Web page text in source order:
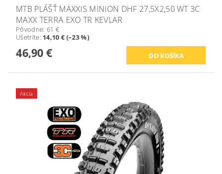
MTB PLÁŠŤ MAXXIS MINION DHF 27,5X2,50 WT 3C
MAXX TERRA EXO TR KEVLAR
Pôvodne: 61 €
Ušetríte: 14,10 € (–23 %)
46,90 €
Akcia